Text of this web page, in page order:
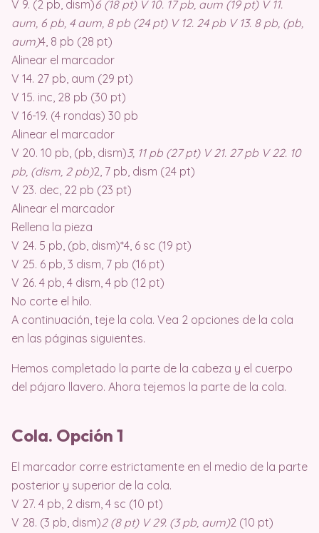
V 9. (2 pb, dism)6 (18 pt) V 10. 17 pb, aum (19 pt) V 11.
aum, 6 pb, 4 aum, 8 pb (24 pt) V 12. 24 pb V 13. 8 pb, (pb,
aum)4, 8 pb (28 pt)
Alinear el marcador
V 14. 27 pb, aum (29 pt)
V 15. inc, 28 pb (30 pt)
V 16-19. (4 rondas) 30 pb
Alinear el marcador
V 20. 10 pb, (pb, dism)3, 11 pb (27 pt) V 21. 27 pb V 22. 10
pb, (dism, 2 pb)2, 7 pb, dism (24 pt)
V 23. dec, 22 pb (23 pt)
Alinear el marcador
Rellena la pieza
V 24. 5 pb, (pb, dism)*4, 6 sc (19 pt)
V 25. 6 pb, 3 dism, 7 pb (16 pt)
V 26. 4 pb, 4 dism, 4 pb (12 pt)
No corte el hilo.
A continuación, teje la cola. Vea 2 opciones de la cola
en las páginas siguientes.
Hemos completado la parte de la cabeza y el cuerpo
del pájaro llavero. Ahora tejemos la parte de la cola.
Cola. Opción 1
El marcador corre estrictamente en el medio de la parte
posterior y superior de la cola.
V 27. 4 pb, 2 dism, 4 sc (10 pt)
V 28. (3 pb, dism)2 (8 pt) V 29. (3 pb, aum)2 (10 pt)